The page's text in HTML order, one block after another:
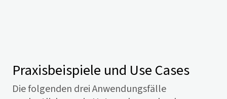
Praxisbeispiele und Use Cases
Die folgenden drei Anwendungsfälle